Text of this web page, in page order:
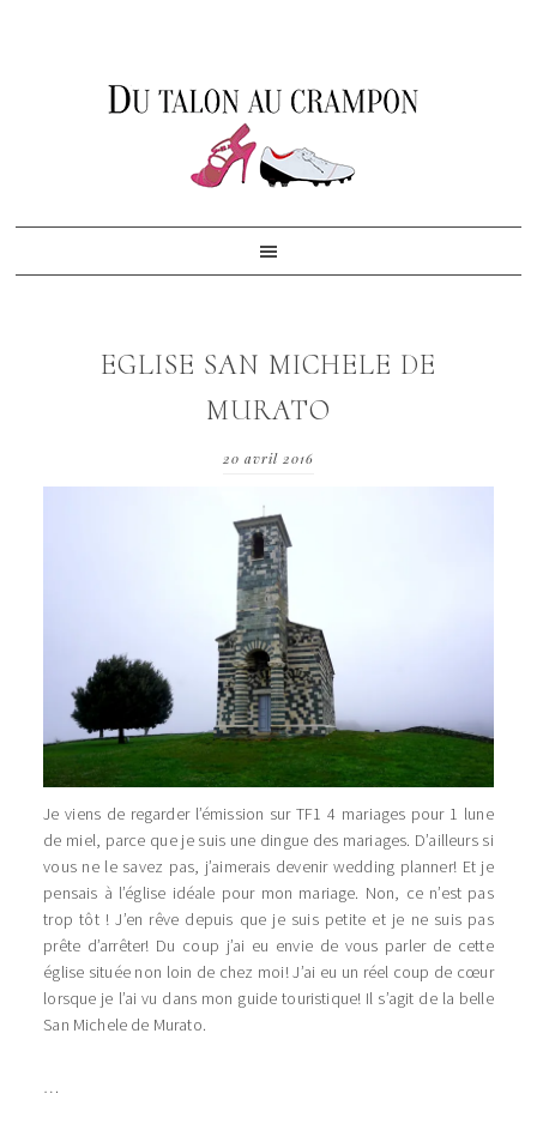
EGLISE SAN MICHELE DE
MURATO
20 avril 2016
Je viens de regarder l’émission sur TF1 4 mariages pour 1 lune
de miel, parce que je suis une dingue des mariages. D’ailleurs si
vous ne le savez pas, j’aimerais devenir wedding planner! Et je
pensais à l’église idéale pour mon mariage. Non, ce n’est pas
trop tôt ! J’en rêve depuis que je suis petite et je ne suis pas
prête d’arrêter! Du coup j’ai eu envie de vous parler de cette
église située non loin de chez moi! J’ai eu un réel coup de cœur
lorsque je l’ai vu dans mon guide touristique! Il s’agit de la belle
San Michele de Murato.
…